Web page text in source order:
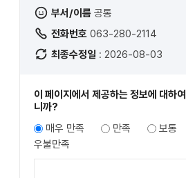
부서/이름 공통
전화번호 063-280-2114
최종수정일 : 2026-08-03
이 페이지에서 제공하는 정보에 대하
니까?
매우 만족
만족 보통
우불만족